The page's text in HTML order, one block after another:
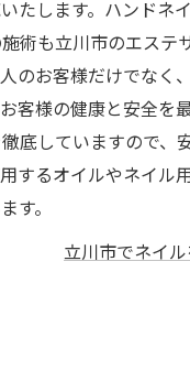
たします。ハンドネ
術も立川市のエステ
のお客様だけでなく
客様の健康と安全を
底していますので、
するオイルやネイル
す。
立川市でネイ